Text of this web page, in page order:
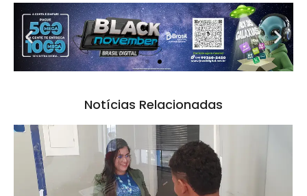
Notícias Relacionadas